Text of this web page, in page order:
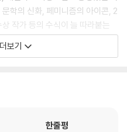
학의 신화, 페미니즘의 아이콘, 2
작가 등의 수식이 늘 따라붙는
인공으로 실비아 플라스에 대한
디 라자로」)의 입맛에 맞추어지거
능해졌다. 그리고 그에 대한 이
보기
한줄평